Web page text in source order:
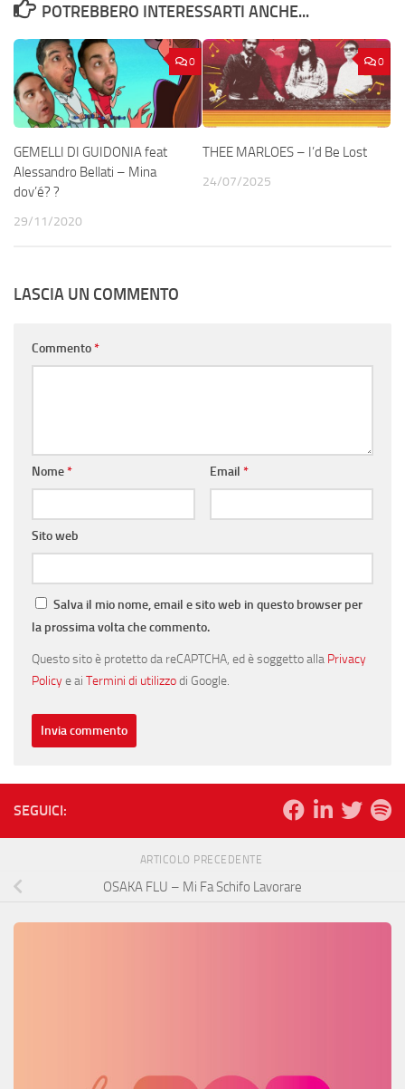
POTREBBERO INTERESSARTI ANCHE...
0
GEMELLI DI GUIDONIA feat
Alessandro Bellati – Mina
dov’é? ?
29/11/2020
0
THEE MARLOES – I’d Be Lost
24/07/2025
LASCIA UN COMMENTO
Commento*
Nome* Email *
Sito web
Salva il mio nome, email e sito web in questo browser per
la prossima volta che commento.
Questo sito è protetto da reCAPTCHA, ed è soggetto alla Privacy
Policye ai Termini di utilizzodi Google.
SEGUICI:
ARTICOLO PRECEDENTE
OSAKA FLU – Mi Fa Schifo Lavorare